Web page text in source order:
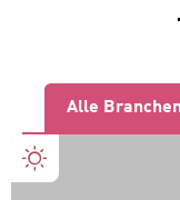
Alle Branchen